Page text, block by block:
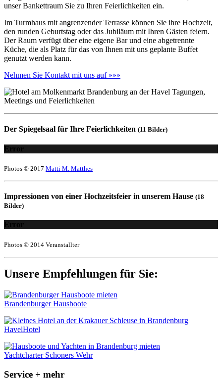
unser Bankettraum Sie zu Ihren Feierlichkeiten ein.
Im Turmhaus mit angrenzender Terrasse können Sie ihre Hochzeit,
den runden Geburtstag oder das Jubiläum mit Ihren Gästen feiern.
Der Raum verfügt über eine eigene Bar und eine abgetrennte
Küche, die als Platz für das von Ihnen mit uns geplante Buffet
genutzt werden kann.
Nehmen Sie Kontakt mit uns auf »»»
Der Spiegelsaal für Ihre Feierlichkeiten (11 Bilder)
Error
Photos © 2017 Matti M. Matthes
Impressionen von einer Hochzeitsfeier in unserem Hause (18
Bilder)
Error
Photos © 2014 Veranstallter
Unsere Empfehlungen für Sie:
Brandenburger Hausboote
HavelHotel
Yachtcharter Schoners Wehr
Service + mehr